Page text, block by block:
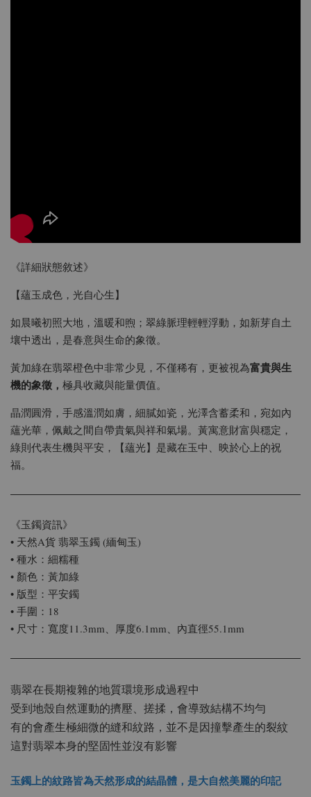
《詳細狀態敘述》
【蘊玉成色，光自心生】
如晨曦初照大地，溫暖和煦；翠綠脈理輕輕浮動，如新芽自土
壤中透出，是春意與生命的象徵。
黃加綠在翡翠橙色中非常少見，不僅稀有，更被視為富貴與生
機的象徵， 極具收藏與能量價值。
晶潤圓滑，手感溫潤如膚，細膩如瓷，光澤含蓄柔和，宛如內
蘊光華，佩戴之間自帶貴氣與祥和氣場。黃寓意財富與穩定，
綠則代表生機與平安，【蘊光】是藏在玉中、映於心上的祝
福。
《玉鐲資訊》
• 天然A貨 翡翠玉鐲 (緬甸玉)
• 種水：細糯種
• 顏色：黃加綠
• 版型：平安鐲
• 手圍：18
• 尺寸：寬度11.3mm、厚度6.1mm、內直徑55.1mm
翡翠在長期複雜的地質環境形成過程中
受到地殼自然運動的擠壓、搓揉，會導致結構不均勻
有的會產生極細微的縫和紋路，並不是因撞擊產生的裂紋
這對翡翠本身的堅固性並沒有影響
玉鐲上的紋路皆為天然形成的結晶體，是大自然美麗的印記